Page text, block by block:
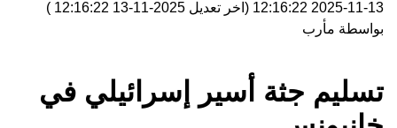
2025-11-13 12:16:22 (اخر تعديل 2025-11-13 12:16:22
)
بواسطة مأرب
تسليم جثة أسير إسرائيلي في